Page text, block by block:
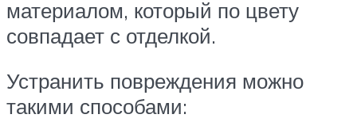
материалом, который по цвету
совпадает с отделкой.
Устранить повреждения можно
такими способами: